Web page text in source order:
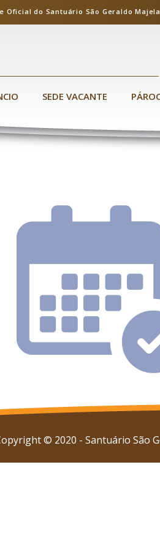
Oficial do Santuário São
SEDE VACANTE
© 2020 - Santuário São